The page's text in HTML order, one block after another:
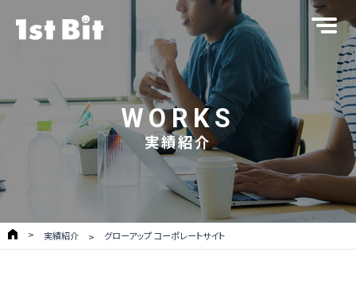
WORKS
実績紹介
実績紹介 グローアップ コーポレートサイト